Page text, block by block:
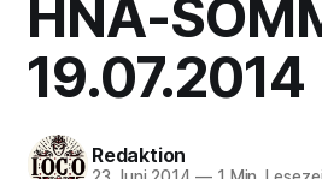
HNA-
19.07.2014
Redaktion